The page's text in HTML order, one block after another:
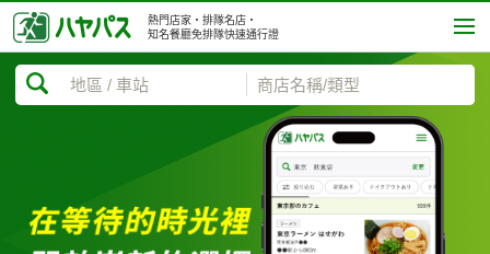
熱門店家・排隊名店・
知名餐廳免排隊快速通行證